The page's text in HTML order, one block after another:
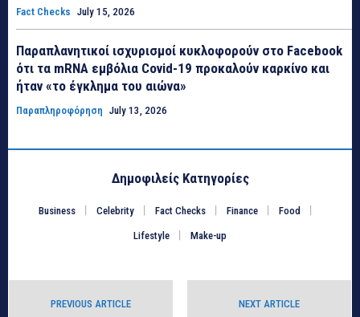
Fact Checks July 15, 2026
Παραπλανητικοί ισχυρισμοί κυκλοφορούν στο Facebook
ότι τα mRNA εμβόλια Covid-19 προκαλούν καρκίνο και
ήταν «το έγκλημα του αιώνα»
Παραπληροφόρηση July 13, 2026
Δημοφιλείς Κατηγορίες
Business Celebrity Fact Checks Finance Food
Lifestyle Make-up
PREVIOUS ARTICLE NEXT ARTICLE